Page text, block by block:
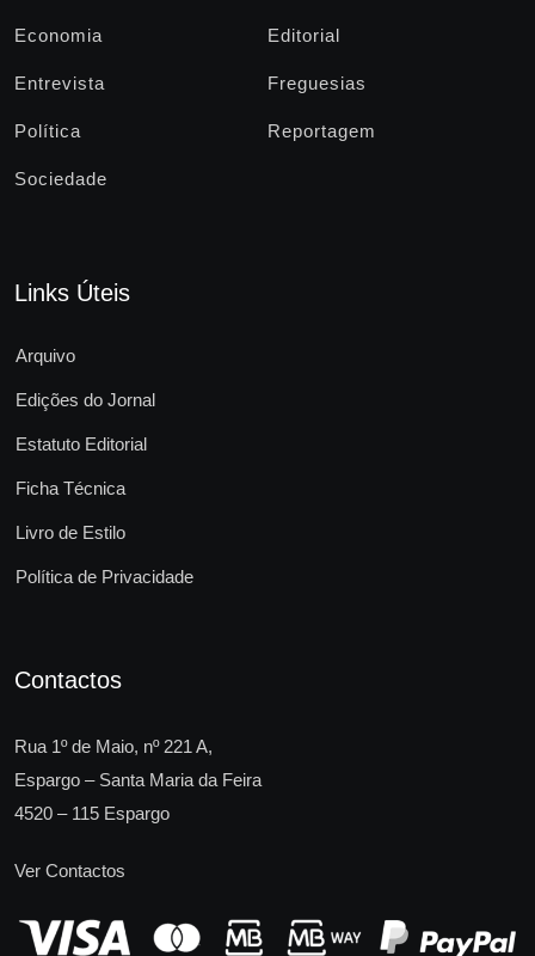
Economia Editorial
Entrevista Freguesias
Política Reportagem
Sociedade
Links Úteis
Arquivo
Edições do Jornal
Estatuto Editorial
Ficha Técnica
Livro de Estilo
Política de Privacidade
Contactos
Rua 1º de Maio, nº 221 A,
Espargo – Santa Maria da Feira
4520 – 115 Espargo
Ver Contactos